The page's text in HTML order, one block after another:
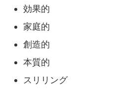
効果的
家庭的
創造的
本質的
スリリング